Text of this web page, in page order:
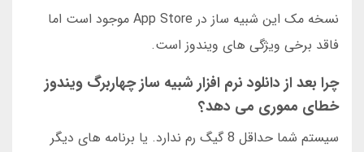
نسخه مک این شبیه ساز در App Store موجود است اما
فاقد برخی ویژگی های ویندوز است.
چرا بعد از دانلود نرم افزار شبیه ساز چهاربرگ ویندوز
خطای مموری می دهد؟
سیستم شما حداقل 8 گیگ رم ندارد. یا برنامه های دیگر